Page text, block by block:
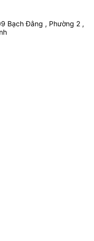
Bạch Đằng , Phường 2 ,